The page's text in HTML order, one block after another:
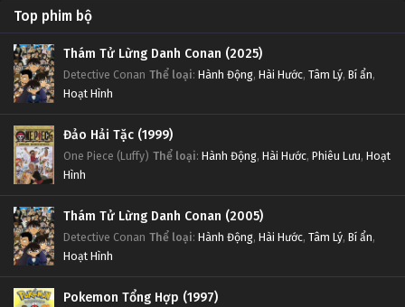
Top phim bộ
Thám Tử Lừng Danh Conan (2025)
Detective Conan Thể loại: Hành Động, Hài Hước, Tâm Lý, Bí ẩn,
Hoạt Hình
Đảo Hải Tặc (1999)
One Piece (Luffy) Thể loại: Hành Động, Hài Hước, Phiêu Lưu, Hoạt
Hình
Thám Tử Lừng Danh Conan (2005)
Detective Conan Thể loại: Hành Động, Hài Hước, Tâm Lý, Bí ẩn,
Hoạt Hình
Pokemon Tổng Hợp (1997)